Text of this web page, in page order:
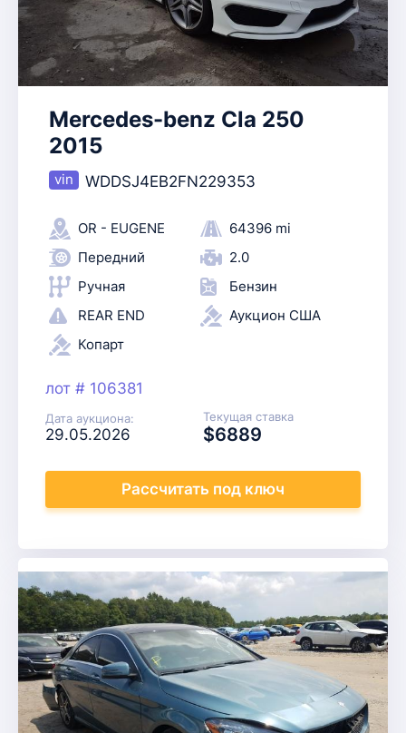
Mercedes-benz Cla 250
2015
WDDSJ4EB2FN229353
OR - EUGENE
64396 mi
Передний
2.0
Ручная
Бензин
REAR END
Аукцион США
Копарт
лот # 106381
Дата аукциона:
29.05.2026
Текущая ставка
$6889
Рассчитать под ключ